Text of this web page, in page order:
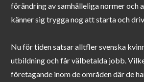
förändring av samhälleliga normer och
känner sig trygga nog att starta och
Nu för tiden satsar alltfler svenska
utbildning och får välbetalda jobb.
företagande inom de områden där de